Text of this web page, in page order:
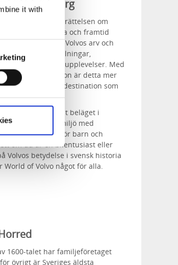
it with
i Göteborg
är en plats där berättelsen om
där både historia och framtid
utforska Volvos arv och
interaktiva utställningar,
och unika upplevelser. Med
och innovation är detta mer
– det är en destination som
som ligger centralt beläget i
en modern miljö med
och områden för barn och
om du är en bilentusiast eller
Volvos betydelse i svensk historia
World of Volvo något för alla.
1600-talet har familjeföretaget
övrigt är Sveriges äldsta